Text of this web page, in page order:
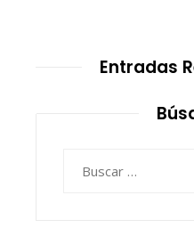
Entradas